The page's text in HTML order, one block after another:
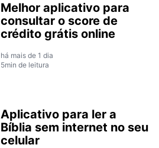
Melhor aplicativo para
consultar o score de
crédito grátis online
há mais de 1 dia
5min de leitura
Aplicativo para ler a
Bíblia sem internet no seu
celular